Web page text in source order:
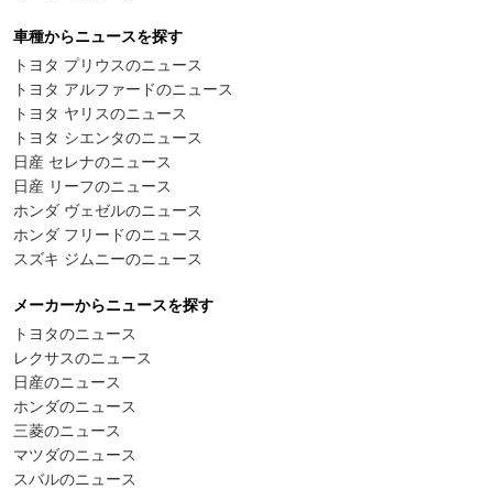
車種からニュースを探す
トヨタ プリウスのニュース
トヨタ アルファードのニュース
トヨタ ヤリスのニュース
トヨタ シエンタのニュース
日産 セレナのニュース
日産 リーフのニュース
ホンダ ヴェゼルのニュース
ホンダ フリードのニュース
スズキ ジムニーのニュース
メーカーからニュースを探す
トヨタのニュース
レクサスのニュース
日産のニュース
ホンダのニュース
三菱のニュース
マツダのニュース
スバルのニュース